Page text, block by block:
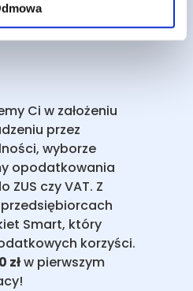
w pakiecie
Ci w założeniu
przez
wyborze
opodatkowania
ZUS czy VAT. Z
Smart, który
korzyści.
złw pierwszym